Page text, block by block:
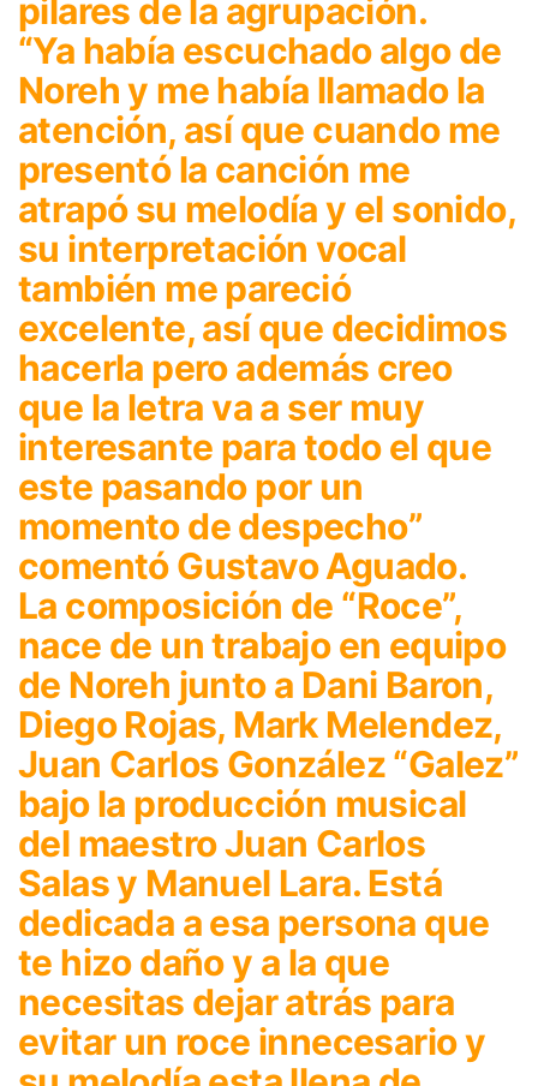
pilares de la agrupación.
“Ya había escuchado algo de
Noreh y me había llamado la
atención, así que cuando me
presentó la canción me
atrapó su melodía y el sonido,
su interpretación vocal
también me pareció
excelente, así que decidimos
hacerla pero además creo
que la letra va a ser muy
interesante para todo el que
este pasando por un
momento de despecho”
comentó Gustavo Aguado.
La composición de “Roce”,
nace de un trabajo en equipo
de Noreh junto a Dani Baron,
Diego Rojas, Mark Melendez,
Juan Carlos González “Galez”
bajo la producción musical
del maestro Juan Carlos
Salas y Manuel Lara. Está
dedicada a esa persona que
te hizo daño y a la que
necesitas dejar atrás para
evitar un roce innecesario y